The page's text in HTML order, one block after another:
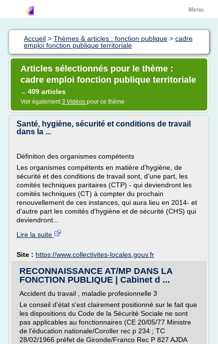
Menu
Accueil > Thèmes & articles : fonction publique > cadre
emploi fonction publique territoriale
Articles sélectionnés pour le thème :
cadre emploi fonction publique territoriale
→ 409 articles
Voir également3 Vidéos pour ce thème
Santé, hygiène, sécurité et conditions de travail
dans la ...
Définition des organismes compétents
Les organismes compétents en matière d'hygiène, de
sécurité et des conditions de travail sont, d'une part, les
comités techniques paritaires (CTP) - qui deviendront les
comités techniques (CT) à compter du prochain
renouvellement de ces instances, qui aura lieu en 2014- et
d'autre part les comités d'hygiène et de sécurité (CHS) qui
deviendront...
Lire la suite
Site : https://www.collectivites-locales.gouv.fr
RECONNAISSANCE AT/MP DANS LA
FONCTION PUBLIQUE | Cabinet d ...
Accident du travail , maladie profesionnelle 3
Le conseil d'état s'est clairement positionné sur le fait que
les dispositions du Code de la Sécurité Sociale ne sont
pas applicables au fonctionnaires (CE 20/05/77 Ministre
de l'éducation nationale/Coroller rec p 234 ; TC
28/02/1966 préfet de Gironde/Franco Rec P 827 AJDA